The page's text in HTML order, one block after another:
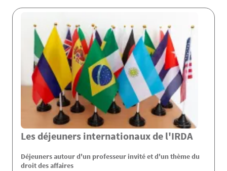
Les déjeuners internationaux de l'IRDA
Déjeuners autour d'un professeur invité et d'un thème du
droit des affaires